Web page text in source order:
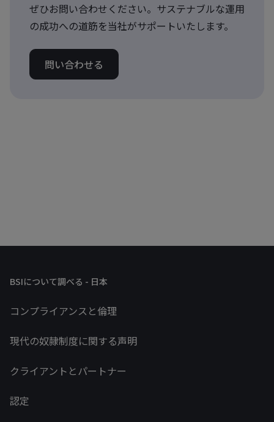
ぜひお問い合わせください。サステナブルな運用
の成功への道筋を当社がサポートいたします。
問い合わせる
BSIについて調べる - 日本
コンプライアンスと倫理
現代の奴隷制度に関する声明
クライアントとパートナー
認定